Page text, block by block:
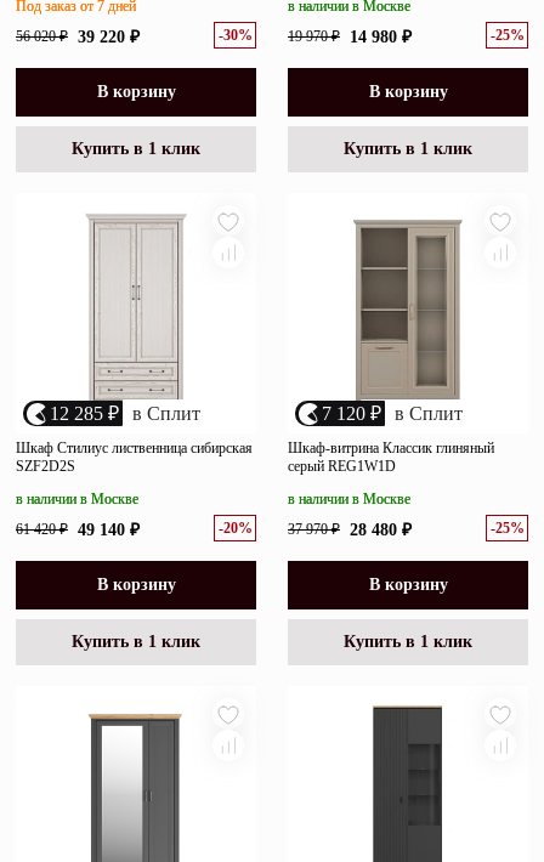
56 020 ₽ 39 220 ₽ -30%
Под заказ от 7 дней
В корзину
Купить в 1 клик
19 970 ₽ 14 980 ₽ -25%
в наличии в Москве
В корзину
Купить в 1 клик
12 285 ₽ в Сплит
Шкаф Стилиус лиственница сибирская
SZF2D2S
61 420 ₽ 49 140 ₽ -20%
в наличии в Москве
В корзину
Купить в 1 клик
7 120 ₽ в Сплит
Шкаф-витрина Классик глиняный
серый REG1W1D
37 970 ₽ 28 480 ₽ -25%
в наличии в Москве
В корзину
Купить в 1 клик